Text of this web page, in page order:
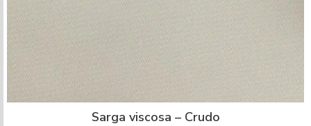
Sarga viscosa – Crudo